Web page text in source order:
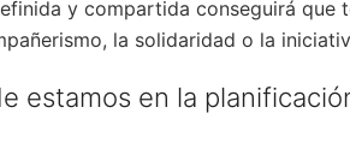
y compartida conseguirá que
la solidaridad o la
estamos en la